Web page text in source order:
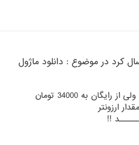
کرد در موضوع : دانلود ماژول
برای ماژول فروتل زحمت کشیدید ولی از رایگان به 34000 تومان
ارزونتر
!!